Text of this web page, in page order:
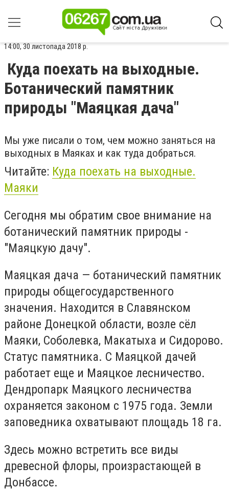
14:00, 30 листопада 2018 р.
Куда поехать на выходные.
Ботанический памятник
природы "Маяцкая дача"
Мы уже писали о том, чем можно заняться на
выходных в Маяках и как туда добраться.
Читайте: Куда поехать на выходные.
Маяки
Сегодня мы обратим свое внимание на
ботанический памятник природы -
"Маяцкую дачу".
Маяцкая дача — ботанический памятник
природы общегосударственного
значения. Находится в Славянском
районе Донецкой области, возле сёл
Маяки, Соболевка, Макатыха и Сидорово.
Статус памятника. С Маяцкой дачей
работает еще и Маяцкое лесничество.
Дендропарк Маяцкого лесничества
охраняется законом с 1975 года. Земли
заповедника охватывают площадь 18 га.
Здесь можно встретить все виды
древесной флоры, произрастающей в
Донбассе.